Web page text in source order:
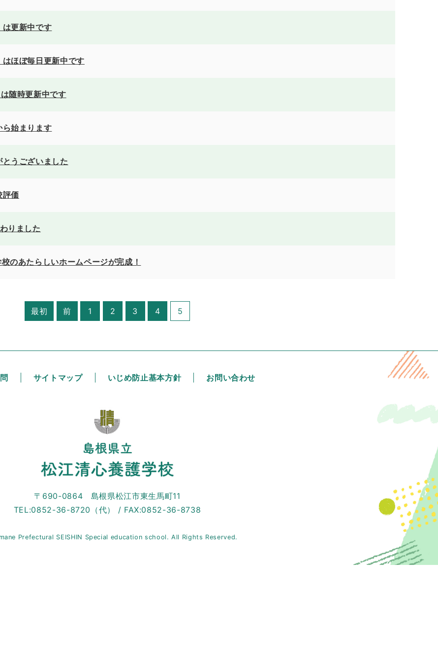
は更新中です
はほぼ毎日更新中です
は随時更新中です
ら始まります
うございました
評価
りました
のあたらしいホームページが完成！
最初 前 1 2 3 4 5
サイトマップ いじめ防止基本方針 お問い合わせ
〒690-0864 島根県松江市東生馬町11
TEL:0852-36-8720（代） / FAX:0852-36-8738
Prefectural SEISHIN Special education school. All Rights Reserved.